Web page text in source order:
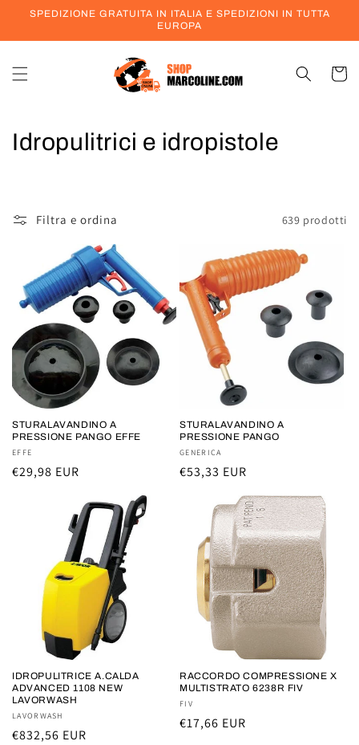
direttamente
SPEDIZIONE GRATUITA IN ITALIA E SPEDIZIONI IN TUTTA
EUROPA
Carrello
C
z
o
n
e
:
Idropulitrici e idropistole
Filtra e ordina 639 prodotti
STURALAVANDINO A
PRESSIONE PANGO EFFE
Fornitore:
EFFE
Prezzo
€29,98 EUR
STURALAVANDINO A
PRESSIONE PANGO
Fornitore:
GENERICA
Prezzo
listino
€53,33 EUR
IDROPULITRICE A.CALDA
ADVANCED 1108 NEW
LAVORWASH
Fornitore:
LAVORWASH
Prezzo
€832,56 EUR
RACCORDO COMPRESSIONE X
MULTISTRATO 6238R FIV
Fornitore:
FIV
Prezzo
€17,66 EUR